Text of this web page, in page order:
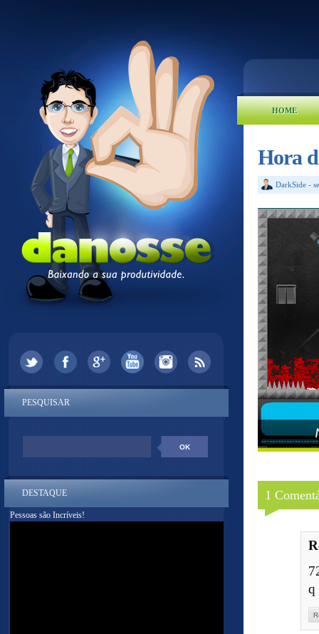
HOME
Hora
DarkSide -
1
q
PESQUISAR
DESTAQUE
Pessoas são Incríveis!